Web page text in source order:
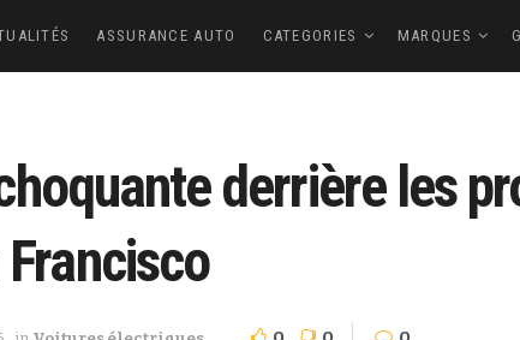
ASSURANCE AUTO CATEGORIES MARQUES
derrière les